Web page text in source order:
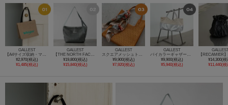
GALLEST
¥2,970(税込)
¥1,485(税込)
GALLEST
¥19,800(税込)
¥15,840(税込)
GALLEST
¥9,900(税込)
¥7,920(税込)
GALLEST
¥9,900(税込)
¥5,940(税込)
¥14,300(税
¥11,440(税